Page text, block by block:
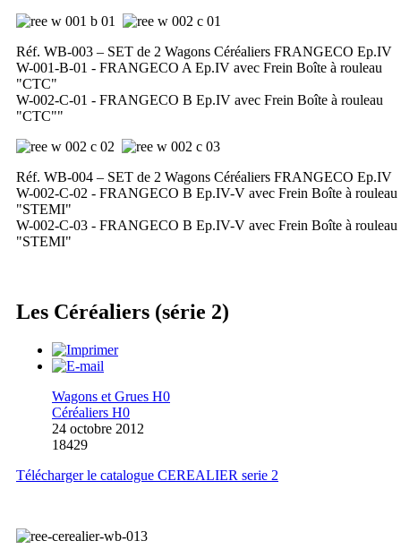
Réf. WB-003 – SET de 2 Wagons Céréaliers FRANGECO Ep.IV
W-001-B-01 - FRANGECO A Ep.IV avec Frein Boîte à rouleau
"CTC"
W-002-C-01 - FRANGECO B Ep.IV avec Frein Boîte à rouleau
"CTC""
Réf. WB-004 – SET de 2 Wagons Céréaliers FRANGECO Ep.IV
W-002-C-02 - FRANGECO B Ep.IV-V avec Frein Boîte à rouleau
"STEMI"
W-002-C-03 - FRANGECO B Ep.IV-V avec Frein Boîte à rouleau
"STEMI"
Les Céréaliers (série 2)
Wagons et Grues H0
Céréaliers H0
24 octobre 2012
18429
Télécharger le catalogue CEREALIER serie 2